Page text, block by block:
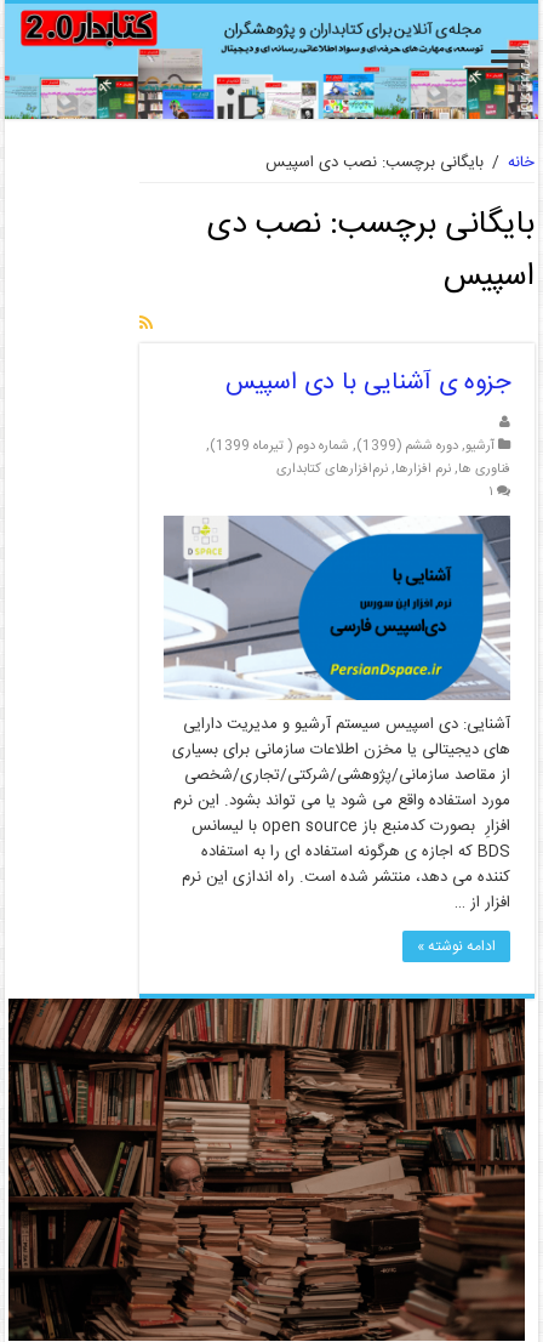
خانه / بایگانی برچسب: نصب دی اسپیس
بایگانی برچسب: نصب دی
اسپیس
جزوه ی آشنایی با دی اسپیس
آرشیو,دوره ششم (1399) , شماره دوم ( تیرماه 1399)
,
فناوری ها,نرم افزارها,نرم‌افزارهای کتابداری
۱
آشنایی: دی اسپیس سیستم آرشیو و مدیریت دارایی
های دیجیتالی یا مخزن اطلاعات سازمانی برای بسیاری
از مقاصد سازمانی/پژوهشی/شرکتی/تجاری/شخصی
مورد استفاده واقع می شود یا می تواند بشود. این نرم
افزارِ بصورت کدمنبع باز open source با لیسانس
BDS که اجازه ی هرگونه استفاده ای را به استفاده
کننده می دهد، منتشر شده است. راه اندازی این نرم
افزار از …
ادامه نوشته »